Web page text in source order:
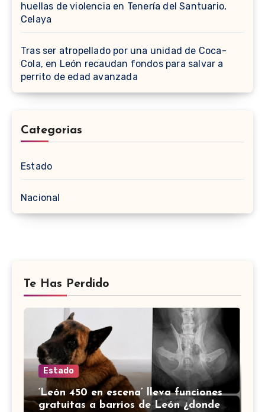
huellas de violencia en Tenería del Santuario,
Celaya
Tras ser atropellado por una unidad de Coca-
Cola, en León recaudan fondos para salvar a
perrito de edad avanzada
Categorias
Estado
Nacional
Te Has Perdido
Estado
‘León 450 en escena’ lleva funciones
gratuitas a barrios de León ¿donde